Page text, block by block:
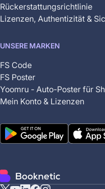
Rückerstattungsrichtlinie
Lizenzen, Authentizität &
UNSERE MARKEN
FS Code
FS Poster
Yoomru - Auto-Poster für
Mein Konto & Lizenzen